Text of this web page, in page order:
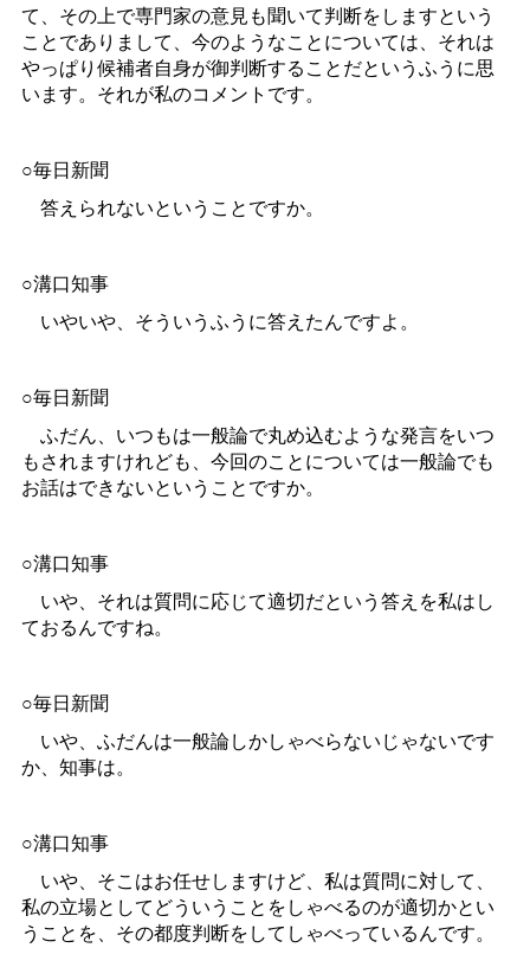
て、その上で専門家の意見も聞いて判断をしますという
ことでありまして、今のようなことについては、それは
やっぱり候補者自身が御判断することだというふうに思
います。それが私のコメントです。
○毎日新聞
答えられないということですか。
○溝口知事
いやいや、そういうふうに答えたんですよ。
○毎日新聞
ふだん、いつもは一般論で丸め込むような発言をいつ
もされますけれども、今回のことについては一般論でも
お話はできないということですか。
○溝口知事
いや、それは質問に応じて適切だという答えを私はし
ておるんですね。
○毎日新聞
いや、ふだんは一般論しかしゃべらないじゃないです
か、知事は。
○溝口知事
いや、そこはお任せしますけど、私は質問に対して、
私の立場としてどういうことをしゃべるのが適切かとい
うことを、その都度判断をしてしゃべっているんです。